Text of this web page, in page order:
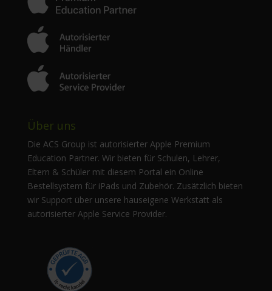
Über uns
Die ACS Group ist autorisierter Apple Premium
Education Partner. Wir bieten für Schulen, Lehrer,
Eltern & Schüler mit diesem Portal ein Online
Bestellsystem für iPads und Zubehör. Zusätzlich bieten
wir Support über unsere hauseigene Werkstatt als
autorisierter Apple Service Provider.